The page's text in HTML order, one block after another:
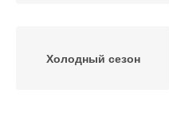
Холодный сезон